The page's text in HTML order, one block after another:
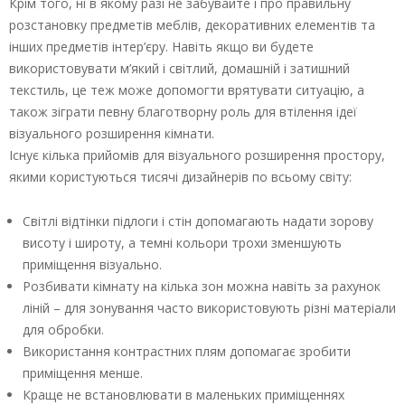
розстановку предметів меблів, декоративних елементів та
інших предметів інтер’єру. Навіть якщо ви будете
використовувати м’який і світлий, домашній і затишний
текстиль, це теж може допомогти врятувати ситуацію, а
також зіграти певну благотворну роль для втілення ідеї
візуального розширення кімнати.
Існує кілька прийомів для візуального розширення простору,
якими користуються тисячі дизайнерів по всьому світу:
Світлі відтінки підлоги і стін допомагають надати зорову
висоту і широту, а темні кольори трохи зменшують
приміщення візуально.
Розбивати кімнату на кілька зон можна навіть за рахунок
ліній – для зонування часто використовують різні матеріали
для обробки.
Використання контрастних плям допомагає зробити
приміщення менше.
Краще не встановлювати в маленьких приміщеннях